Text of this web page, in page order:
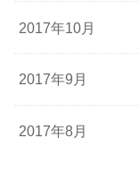
2017年10月
2017年9月
2017年8月